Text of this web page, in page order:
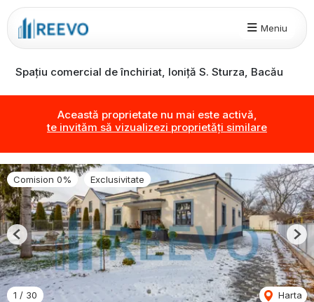
Meniu
Spațiu comercial de închiriat, Ioniță S. Sturza, Bacău
Această proprietate nu mai este activă,
te invităm să vizualizezi proprietăți similare
Comision 0% Exclusivitate
1 / 30 Harta
Previous